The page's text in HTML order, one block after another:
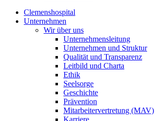
Clemenshospital
Unternehmen
Wir über uns
Unternehmensleitung
Unternehmen und Struktur
Qualität und Transparenz
Leitbild und Charta
Ethik
Seelsorge
Geschichte
Prävention
Mitarbeitervertretung (MAV)
Karriere